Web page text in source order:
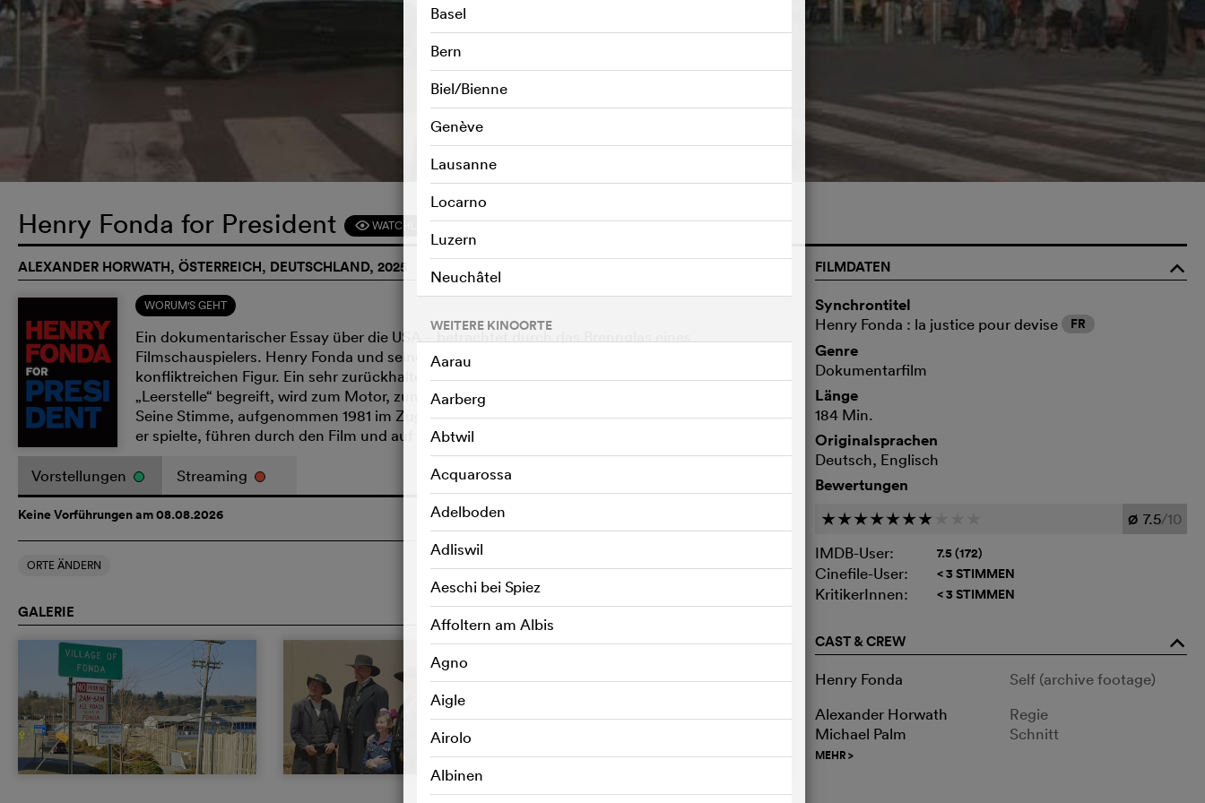
eTRAILER ABSPIELEN
Henry Fonda for President F WATCHLIST
ALEXANDER HORWATH, ÖSTERREICH, DEUTSCHLAND, 2025
WORUM'S GEHT
Ein dokumentarischer Essay über die USA – betrachtet durch das Brennglas eines
Filmschauspielers. Henry Fonda und seine Rollen verschmelzen zu einer schillernden und
konfliktreichen Figur. Ein sehr zurückhaltender Mensch, der sich selbst als Anonymus, als
„Leerstelle“ begreift, wird zum Motor, zum heimlichen Autor einer grossen Amerika-Erzählung.
Seine Stimme, aufgenommen 1981 im Zuge seines letzten Interviews, sowie die Charaktere, die
er spielte, führen durch den Film und auf einen Road Trip quer durch die USA.
Vorstellungen Streaming
Keine Vorführungen am 08.08.2026
ORTE ÄNDERN
Basel
Bern
Biel/Bienne
Genève
Lausanne
Locarno
Luzern
Neuchâtel
WEITERE KINOORTE
Aarau
Aarberg
Abtwil
Acquarossa
Adelboden
Adliswil
Aeschi bei Spiez
Affoltern am Albis
Agno
Aigle
Airolo
Albinen
GALERIE o
FILMDATEN
o
Synchrontitel
Henry Fonda : la justice pour devise FR
Genre
Dokumentarfilm
Länge
184 Min.
Originalsprachen
Deutsch, Englisch
Bewertungen
c c c c c c c Ø 7.5/10
IMDB-User:
7.5 (172)
Cinefile-User: < 3 STIMMEN
KritikerInnen: < 3 STIMMEN
CAST & CREW o
Henry Fonda
Self (archive footage)
Alexander Horwath
Regie
Michael Palm
Schnitt
MEHR>